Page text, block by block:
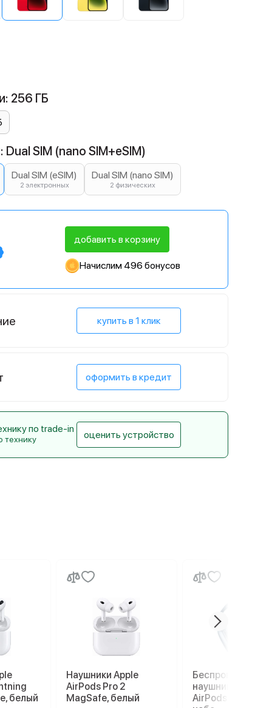
256 ГБ
SIM (nano SIM+eSIM)
Dual SIM (eSIM)
2 электронных
Dual SIM (nano SIM)
2 физических
добавить в корзину
Начислим 496 бонусов
купить в 1 клик
оформить в кредит
по trade-in
технику оценить устройство
белый
Наушники Apple
AirPods Pro 2
MagSafe, белый
Беспроводные
наушники Apple
AirPods Max,